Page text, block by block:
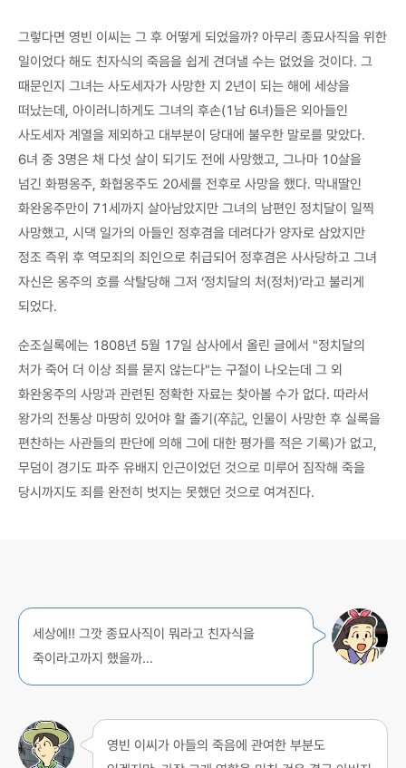
그렇다면 영빈 이씨는 그 후 어떻게 되었을까? 아무리 종묘사직을 위한
일이었다 해도 친자식의 죽음을 쉽게 견뎌낼 수는 없었을 것이다. 그
때문인지 그녀는 사도세자가 사망한 지 2년이 되는 해에 세상을
떠났는데, 아이러니하게도 그녀의 후손(1남 6녀)들은 외아들인
사도세자 계열을 제외하고 대부분이 당대에 불우한 말로를 맞았다.
6녀 중 3명은 채 다섯 살이 되기도 전에 사망했고, 그나마 10살을
넘긴 화평옹주, 화협옹주도 20세를 전후로 사망을 했다. 막내딸인
화완옹주만이 71세까지 살아남았지만 그녀의 남편인 정치달이 일찍
사망했고, 시댁 일가의 아들인 정후겸을 데려다가 양자로 삼았지만
정조 즉위 후 역모죄의 죄인으로 취급되어 정후겸은 사사당하고 그녀
자신은 옹주의 호를 삭탈당해 그저 ‘정치달의 처(정처)’라고 불리게
되었다.
순조실록에는 1808년 5월 17일 삼사에서 올린 글에서 "정치달의
처가 죽어 더 이상 죄를 묻지 않는다"는 구절이 나오는데 그 외
화완옹주의 사망과 관련된 정확한 자료는 찾아볼 수가 없다. 따라서
왕가의 전통상 마땅히 있어야 할 졸기(卒記, 인물이 사망한 후 실록을
편찬하는 사관들의 판단에 의해 그에 대한 평가를 적은 기록)가 없고,
무덤이 경기도 파주 유배지 인근이었던 것으로 미루어 짐작해 죽을
당시까지도 죄를 완전히 벗지는 못했던 것으로 여겨진다.
세상에!! 그깟 종묘사직이 뭐라고 친자식을
죽이라고까지 했을까…
영빈 이씨가 아들의 죽음에 관여한 부분도